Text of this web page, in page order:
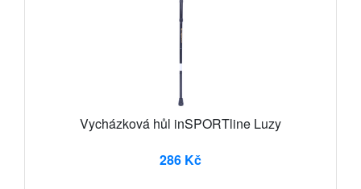
Vycházková hůl inSPORTline Luzy
286 Kč